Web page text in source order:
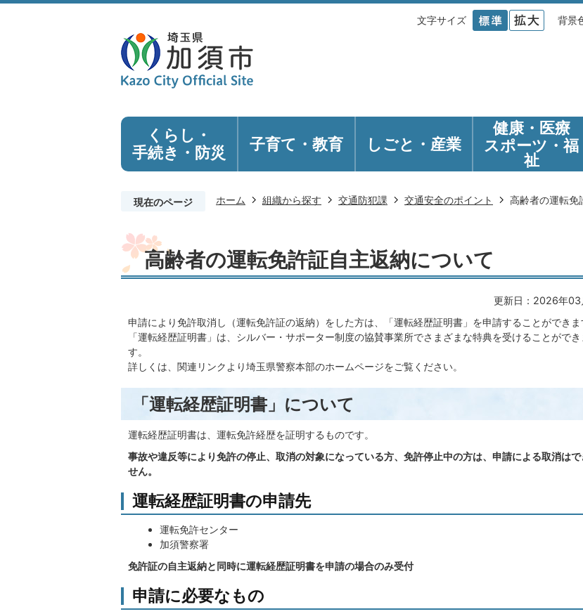
文字サイズ 背景
くらし・
手続き ・防災 子育て・教育 しごと・産業
健康・医療
スポーツ・福
祉
現在のページ ホーム 組織から探す 交通防犯課 交通安全のポイント 高齢者の運転免
高齢者の運転免許証自主返納について
更新日：2026年03
申請により免許取消し（運転免許証の返納）をした方は、「運転経歴証明書」を申請することができま
「運転経歴証明書」は、シルバー・サポーター制度の協賛事業所でさまざまな特典を受けることができ
す。
詳しくは、関連リンクより埼玉県警察本部のホームページをご覧ください。
「運転経歴証明書」について
運転経歴証明書は、運転免許経歴を証明するものです。
事故や違反等により免許の停止、取消の対象になっている方、免許停止中の方は、申請による取消はで
せん。
運転経歴証明書の申請先
運転免許センター
加須警察署
免許証の自主返納と同時に運転経歴証明書を申請の場合のみ受付
申請に必要なもの